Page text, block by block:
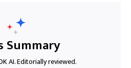
Summary
AI. Editorially reviewed.